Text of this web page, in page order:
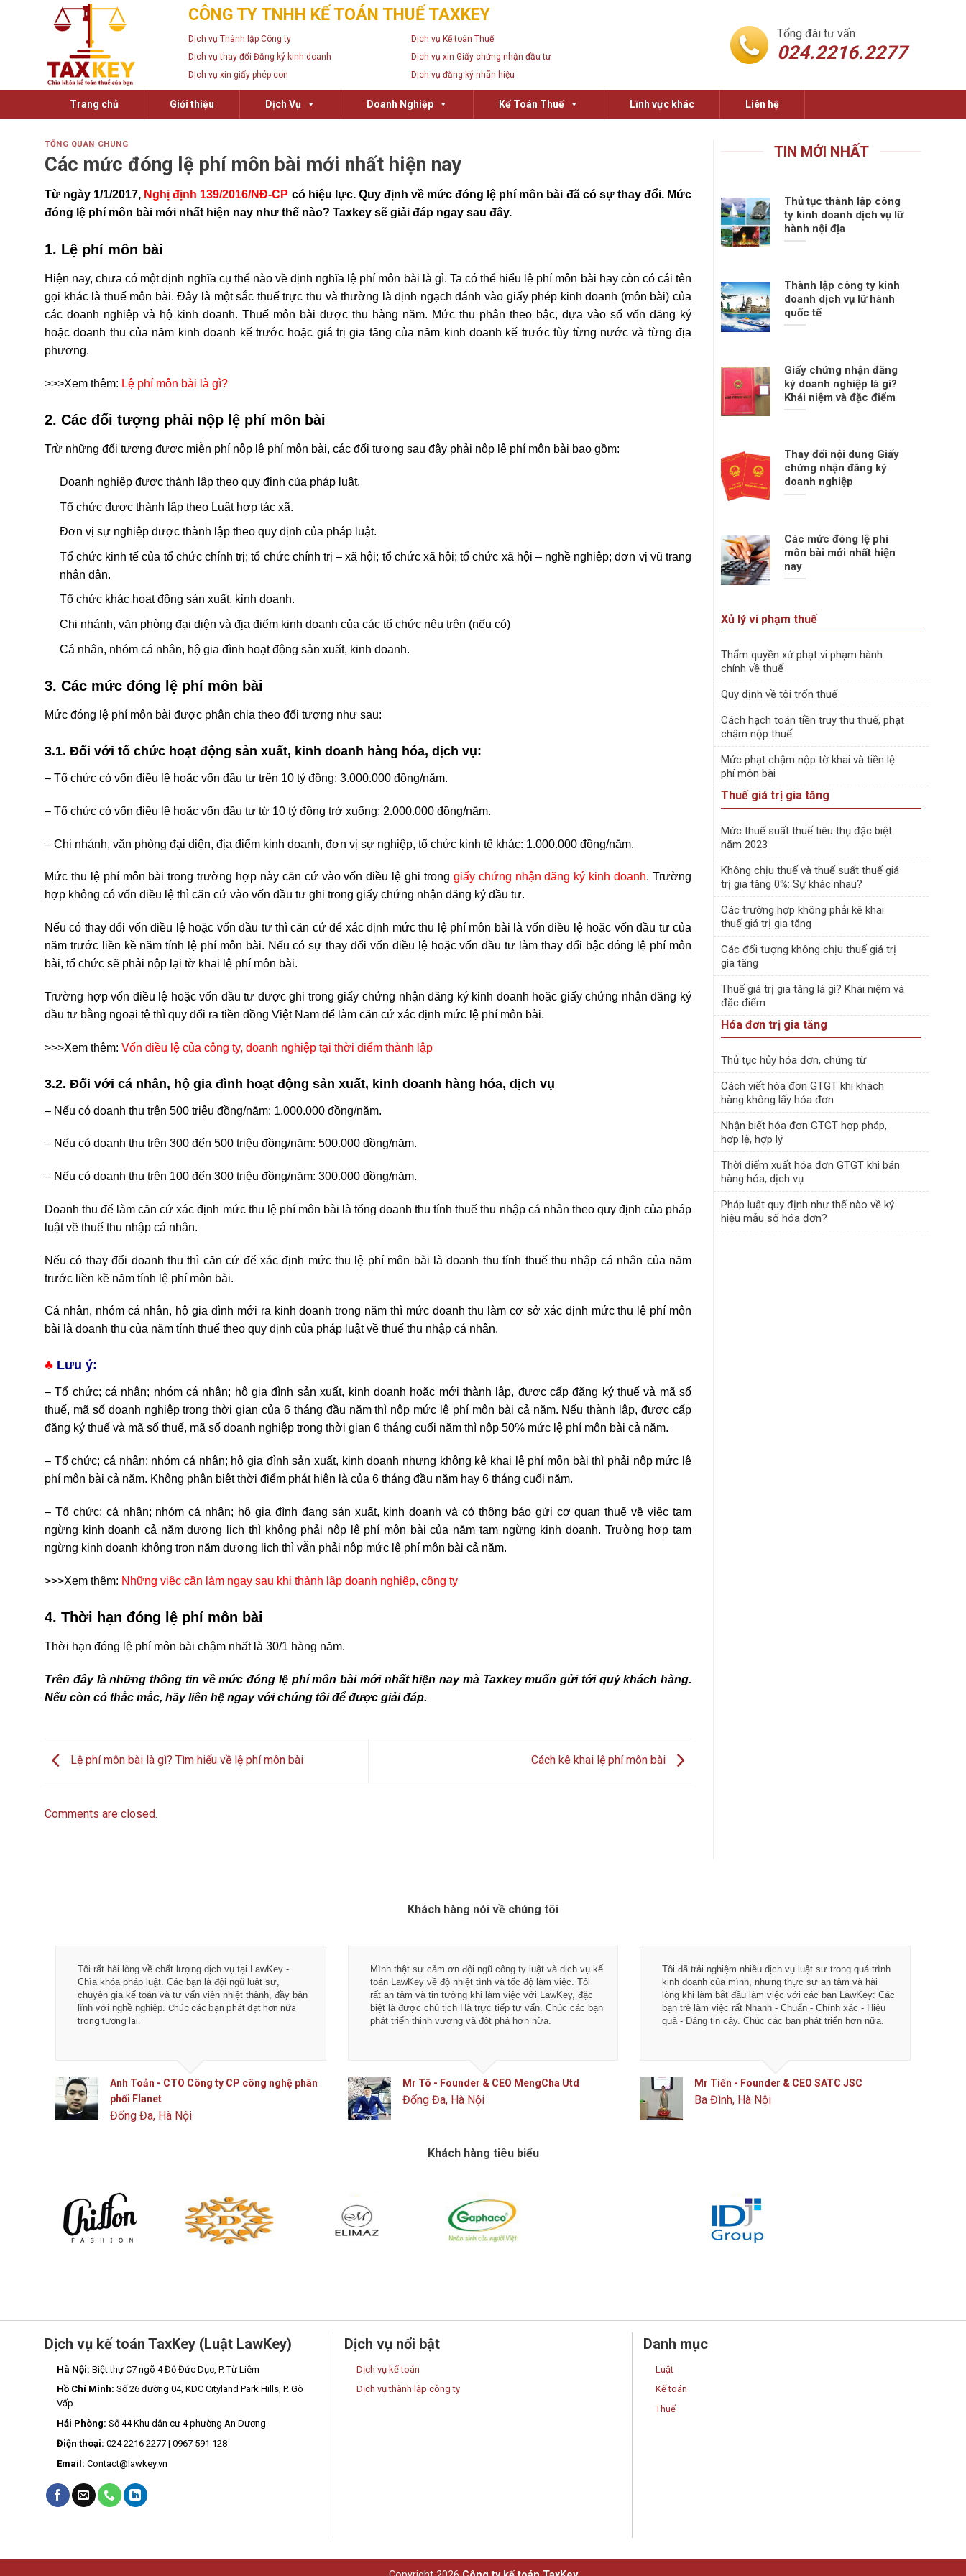
CÔNG TY TNHH KẾ TOÁN THUẾ TAXKEY
Dịch vụ Thành lập Công ty
Dịch vụ Kế toán Thuế
Dịch vụ thay đổi Đăng ký kinh doanh
Dịch vụ xin Giấy chứng nhận đầu tư
Dịch vụ xin giấy phép con
Dịch vụ đăng ký nhãn hiệu
Tổng đài tư vấn
024.2216.2277
Trang chủ Giới thiệu Dịch Vụ Doanh Nghiệp Kế Toán Thuế Lĩnh vực khác Liên hệ
TỔNG QUAN CHUNG
Các mức đóng lệ phí môn bài mới nhất hiện nay
Từ ngày 1/1/2017, Nghị định 139/2016/NĐ-CP có hiệu lực. Quy định về mức đóng lệ phí môn bài đã có sự thay đổi. Mức
đóng lệ phí môn bài mới nhất hiện nay như thế nào? Taxkey sẽ giải đáp ngay sau đây.
1. Lệ phí môn bài
Hiện nay, chưa có một định nghĩa cụ thể nào về định nghĩa lệ phí môn bài là gì. Ta có thể hiểu lệ phí môn bài hay còn có cái tên
gọi khác là thuế môn bài. Đây là một sắc thuế trực thu và thường là định ngạch đánh vào giấy phép kinh doanh (môn bài) của
các doanh nghiệp và hộ kinh doanh. Thuế môn bài được thu hàng năm. Mức thu phân theo bậc, dựa vào số vốn đăng ký
hoặc doanh thu của năm kinh doanh kế trước hoặc giá trị gia tăng của năm kinh doanh kế trước tùy từng nước và từng địa
phương.
>>>Xem thêm: Lệ phí môn bài là gì?
2. Các đối tượng phải nộp lệ phí môn bài
Trừ những đối tượng được miễn phí nộp lệ phí môn bài, các đối tượng sau đây phải nộp lệ phí môn bài bao gồm:
Doanh nghiệp được thành lập theo quy định của pháp luật.
Tổ chức được thành lập theo Luật hợp tác xã.
Đơn vị sự nghiệp được thành lập theo quy định của pháp luật.
Tổ chức kinh tế của tổ chức chính trị; tổ chức chính trị – xã hội; tổ chức xã hội; tổ chức xã hội – nghề nghiệp; đơn vị vũ trang
nhân dân.
Tổ chức khác hoạt động sản xuất, kinh doanh.
Chi nhánh, văn phòng đại diện và địa điểm kinh doanh của các tổ chức nêu trên (nếu có)
Cá nhân, nhóm cá nhân, hộ gia đình hoạt động sản xuất, kinh doanh.
3. Các mức đóng lệ phí môn bài
Mức đóng lệ phí môn bài được phân chia theo đối tượng như sau:
3.1. Đối với tổ chức hoạt động sản xuất, kinh doanh hàng hóa, dịch vụ:
– Tổ chức có vốn điều lệ hoặc vốn đầu tư trên 10 tỷ đồng: 3.000.000 đồng/năm.
– Tổ chức có vốn điều lệ hoặc vốn đầu tư từ 10 tỷ đồng trở xuống: 2.000.000 đồng/năm.
– Chi nhánh, văn phòng đại diện, địa điểm kinh doanh, đơn vị sự nghiệp, tổ chức kinh tế khác: 1.000.000 đồng/năm.
Mức thu lệ phí môn bài trong trường hợp này căn cứ vào vốn điều lệ ghi trong giấy chứng nhận đăng ký kinh doanh. Trường
hợp không có vốn điều lệ thì căn cứ vào vốn đầu tư ghi trong giấy chứng nhận đăng ký đầu tư.
Nếu có thay đổi vốn điều lệ hoặc vốn đầu tư thì căn cứ để xác định mức thu lệ phí môn bài là vốn điều lệ hoặc vốn đầu tư của
năm trước liền kề năm tính lệ phí môn bài. Nếu có sự thay đổi vốn điều lệ hoặc vốn đầu tư làm thay đổi bậc đóng lệ phí môn
bài, tổ chức sẽ phải nộp lại tờ khai lệ phí môn bài.
Trường hợp vốn điều lệ hoặc vốn đầu tư được ghi trong giấy chứng nhận đăng ký kinh doanh hoặc giấy chứng nhận đăng ký
đầu tư bằng ngoại tệ thì quy đổi ra tiền đồng Việt Nam để làm căn cứ xác định mức lệ phí môn bài.
>>>Xem thêm: Vốn điều lệ của công ty, doanh nghiệp tại thời điểm thành lập
3.2. Đối với cá nhân, hộ gia đình hoạt động sản xuất, kinh doanh hàng hóa, dịch vụ
– Nếu có doanh thu trên 500 triệu đồng/năm: 1.000.000 đồng/năm.
– Nếu có doanh thu trên 300 đến 500 triệu đồng/năm: 500.000 đồng/năm.
– Nếu có doanh thu trên 100 đến 300 triệu đồng/năm: 300.000 đồng/năm.
Doanh thu để làm căn cứ xác định mức thu lệ phí môn bài là tổng doanh thu tính thuế thu nhập cá nhân theo quy định của pháp
luật về thuế thu nhập cá nhân.
Nếu có thay đổi doanh thu thì căn cứ để xác định mức thu lệ phí môn bài là doanh thu tính thuế thu nhập cá nhân của năm
trước liền kề năm tính lệ phí môn bài.
Cá nhân, nhóm cá nhân, hộ gia đình mới ra kinh doanh trong năm thì mức doanh thu làm cơ sở xác định mức thu lệ phí môn
bài là doanh thu của năm tính thuế theo quy định của pháp luật về thuế thu nhập cá nhân.
♣ Lưu ý:
– Tổ chức; cá nhân; nhóm cá nhân; hộ gia đình sản xuất, kinh doanh hoặc mới thành lập, được cấp đăng ký thuế và mã số
thuế, mã số doanh nghiệp trong thời gian của 6 tháng đầu năm thì nộp mức lệ phí môn bài cả năm. Nếu thành lập, được cấp
đăng ký thuế và mã số thuế, mã số doanh nghiệp trong thời gian 6 tháng cuối năm thì nộp 50% mức lệ phí môn bài cả năm.
– Tổ chức; cá nhân; nhóm cá nhân; hộ gia đình sản xuất, kinh doanh nhưng không kê khai lệ phí môn bài thì phải nộp mức lệ
phí môn bài cả năm. Không phân biệt thời điểm phát hiện là của 6 tháng đầu năm hay 6 tháng cuối năm.
– Tổ chức; cá nhân; nhóm cá nhân; hộ gia đình đang sản xuất, kinh doanh và có thông báo gửi cơ quan thuế về việc tạm
ngừng kinh doanh cả năm dương lịch thìkhông phải nộp lệ phí môn bài của năm tạm ngừng kinh doanh. Trường hợp tạm
ngừng kinh doanh không trọn năm dương lịch thì vẫn phải nộp mức lệ phí môn bài cả năm.
>>>Xem thêm: Những việc cần làm ngay sau khi thành lập doanh nghiệp, công ty
4. Thời hạn đóng lệ phí môn bài
Thời hạn đóng lệ phí môn bài chậm nhất là 30/1 hàng năm.
Trên đây là những thông tin về mức đóng lệ phí môn bài mới nhất hiện nay mà Taxkey muốn gửi tới quý khách hàng.
Nếu còn có thắc mắc, hãy liên hệ ngay với chúng tôi để được giải đáp.
Lệ phí môn bài là gì? Tìm hiểu về lệ phí môn bài Cách kê khai lệ phí môn bài
Comments are closed.
TIN MỚI NHẤT
Thủ tục thành lập công
ty kinh doanh dịch vụ lữ
hành nội địa
Thành lập công ty kinh
doanh dịch vụ lữ hành
quốc tế
Giấy chứng nhận đăng
ký doanh nghiệp là gì?
Khái niệm và đặc điểm
Thay đổi nội dung Giấy
chứng nhận đăng ký
doanh nghiệp
Các mức đóng lệ phí
môn bài mới nhất hiện
nay
Xủ lý vi phạm thuế
Thẩm quyền xử phạt vi phạm hành
chính về thuế
Quy định về tội trốn thuế
Cách hạch toán tiền truy thu thuế, phạt
chậm nộp thuế
Mức phạt chậm nộp tờ khai và tiền lệ
phí môn bài
Thuế giá trị gia tăng
Mức thuế suất thuế tiêu thụ đặc biệt
năm 2023
Không chịu thuế và thuế suất thuế giá
trị gia tăng 0%: Sự khác nhau?
Các trường hợp không phải kê khai
thuế giá trị gia tăng
Các đối tượng không chịu thuế giá trị
gia tăng
Thuế giá trị gia tăng là gì? Khái niệm và
đặc điểm
Hóa đơn trị gia tăng
Thủ tục hủy hóa đơn, chứng từ
Cách viết hóa đơn GTGT khi khách
hàng không lấy hóa đơn
Nhận biết hóa đơn GTGT hợp pháp,
hợp lệ, hợp lý
Thời điểm xuất hóa đơn GTGT khi bán
hàng hóa, dịch vụ
Pháp luật quy định như thế nào về ký
hiệu mẫu số hóa đơn?
Khách hàng nói về chúng tôi
Tôi rất hài lòng về chất lượng dịch vụ tại LawKey -
Chìa khóa pháp luật. Các bạn là đội ngũ luật sư,
chuyên gia kế toán và tư vấn viên nhiệt thành, đầy bản
lĩnh với nghề nghiệp.Chúc các bạn phát đạt hơn nữa
trong tương lai.
Anh Toản - CTO Công ty CP công nghệ phân
phối Flanet
Đống Đa, Hà Nội
Mình thật sự cảm ơn đội ngũ công ty luật và dịch vụ kế
toán LawKey về độ nhiệt tình và tốc độ làm việc. Tôi
rất an tâm và tin tưởng khi làm việc với LawKey, đặc
biệt là được chủ tịch Hà trực tiếp tư vấn. Chúc các bạn
phát triển thịnh vượng và đột phá hơn nữa.
Mr Tô - Founder & CEO MengCha Utd
Đống Đa, Hà Nội
Tôi đã trải nghiệm nhiều dịch vụ luật sư trong quá trình
kinh doanh của mình, nhưng thực sự an tâm và hài
lòng khi làm bắt đầu làm việc với các bạn LawKey: Các
bạn trẻ làm việc rất Nhanh - Chuẩn - Chính xác - Hiệu
quả - Đáng tin cậy. Chúc các bạn phát triển hơn nữa.
Mr Tiến - Founder & CEO SATC JSC
Ba Đình, Hà Nội
Khách hàng tiêu biểu
Dịch vụ kế toán TaxKey (Luật LawKey)
Hà Nội: Biệt thự C7 ngõ 4 Đỗ Đức Dục, P. Từ Liêm
Hồ Chí Minh: Số 26 đường 04, KDC Cityland Park Hills, P. Gò
Vấp
Hải Phòng: Số 44 Khu dân cư 4 phường An Dương
Điện thoại: 024 2216 2277 | 0967 591 128
Email: Contact@lawkey.vn
Dịch vụ nổi bật
Dịch vụ kế toán
Dịch vụ thành lập công ty
Danh mục
Luật
Kế toán
Thuế